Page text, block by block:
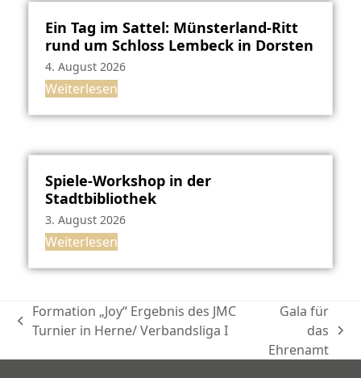
Ein Tag im Sattel: Münsterland-Ritt
rund um Schloss Lembeck in Dorsten
4. August 2026
Weiterlesen
Spiele-Workshop in der
Stadtbibliothek
3. August 2026
Weiterlesen
vorheriger
Formation „Joy“ Ergebnis des JMC
Turnier in Herne/ Verbandsliga I
Nächster
Beitrag:
Gala für
das
Ehrenamt